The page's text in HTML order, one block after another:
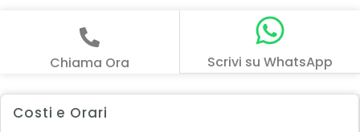
Chiama Ora Scrivi su WhatsApp
Costi e Orari